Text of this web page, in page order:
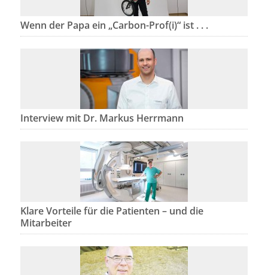
Wenn der Papa ein „Carbon-Prof(i)“ ist . . .
Interview mit Dr. Markus Herrmann
Klare Vorteile für die Patienten – und die
Mitarbeiter